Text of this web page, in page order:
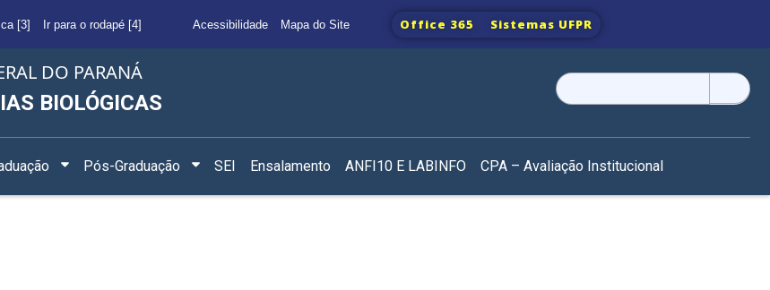
[3] Ir para o rodapé [4] Acessibilidade Mapa do Site Office 365 Sistemas UFPR
DO PARANÁ
BIOLÓGICAS
Pesquisar
por:
Pós-Graduação SEI Ensalamento ANFI10 E LABINFO CPA – Avaliação Institucional